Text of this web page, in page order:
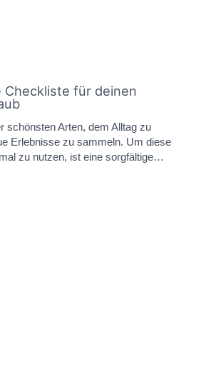
Checkliste für deinen
schönsten Arten, dem Alltag zu
Erlebnisse zu sammeln. Um diese
zu nutzen, ist eine sorgfältige…